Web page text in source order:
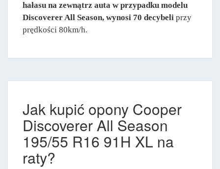
hałasu na zewnątrz auta w przypadku modelu
Discoverer All Season, wynosi 70 decybeli przy
prędkości 80km/h.
Jak kupić opony Cooper
Discoverer All Season
195/55 R16 91H XL na
raty?